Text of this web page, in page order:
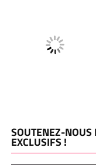
SOUTENEZ-NOUS
EXCLUSIFS !